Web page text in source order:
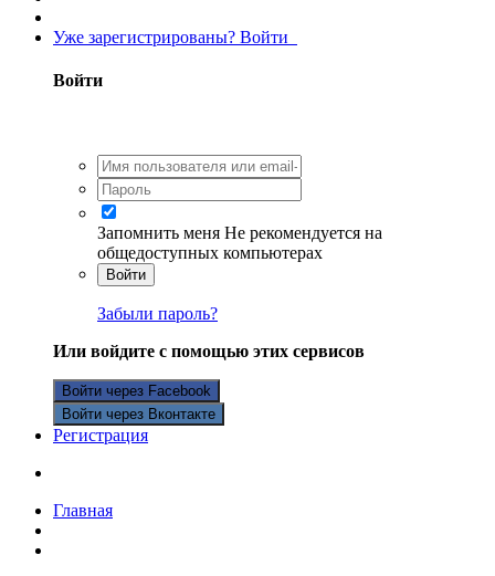
Уже зарегистрированы? Войти
Войти
Запомнить меня Не рекомендуется на
общедоступных компьютерах
Войти
Забыли пароль?
Или войдите с помощью этих сервисов
Войти через Facebook
Войти через Вконтакте
Регистрация
Главная